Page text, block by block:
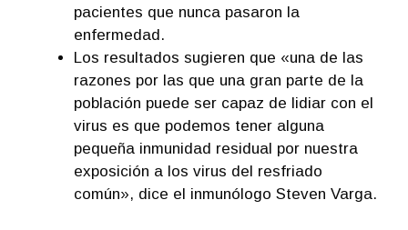
pacientes que nunca pasaron la
enfermedad.
Los resultados sugieren que «una de las
razones por las que una gran parte de la
población puede ser capaz de lidiar con el
virus es que podemos tener alguna
pequeña inmunidad residual por nuestra
exposición a los virus del resfriado
común», dice el inmunólogo Steven Varga.